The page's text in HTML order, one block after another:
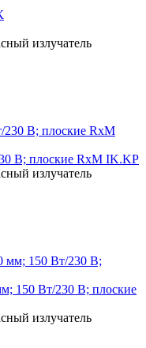
излучатель
В; плоские RxM IK.KP
излучатель
150 Вт/230 В; плоские
излучатель